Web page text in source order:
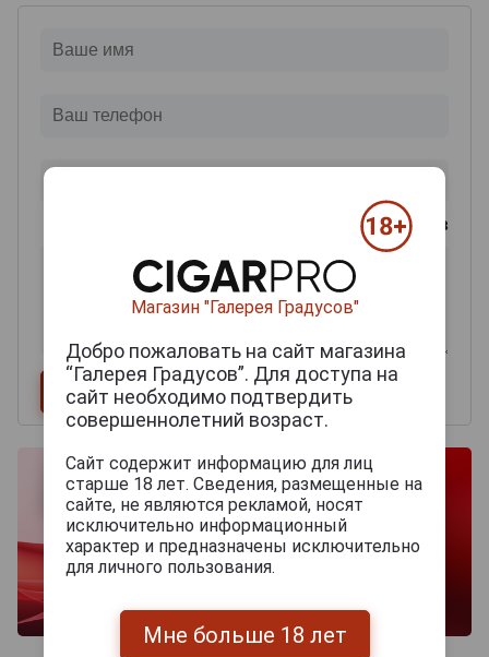
из 2000 знаков
Магазин "Галерея Градусов"
Добро пожаловать на сайт магазина
“Галерея Градусов”. Для доступа на
сайт необходимо подтвердить
совершеннолетний возраст.
Сайт содержит информацию для лиц
старше 18 лет. Сведения, размещенные на
сайте, не являются рекламой, носят
исключительно информационный
характер и предназначены исключительно
для личного пользования.
Мне больше 18 лет